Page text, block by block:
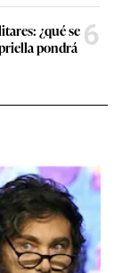
¿qué se
pondrá 6